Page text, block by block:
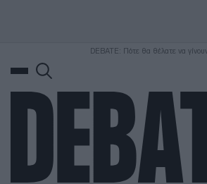
DEBATE: Πότε θα θέλατε να